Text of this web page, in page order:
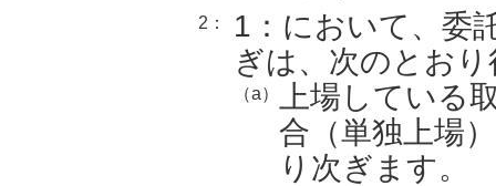
2：
1：において、委
ぎは、次のとお
（a）
上場している
合（単独上場
り次ぎます。